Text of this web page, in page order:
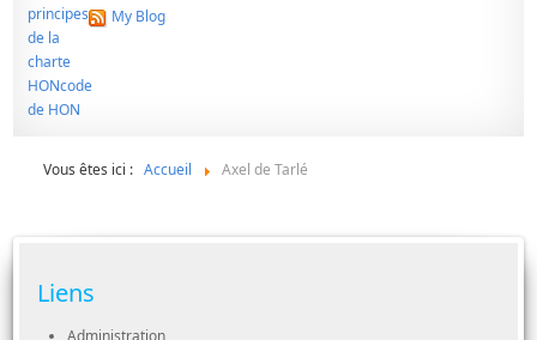
My Blog
Vous êtes ici : Accueil Axel de Tarlé
Liens
Administration